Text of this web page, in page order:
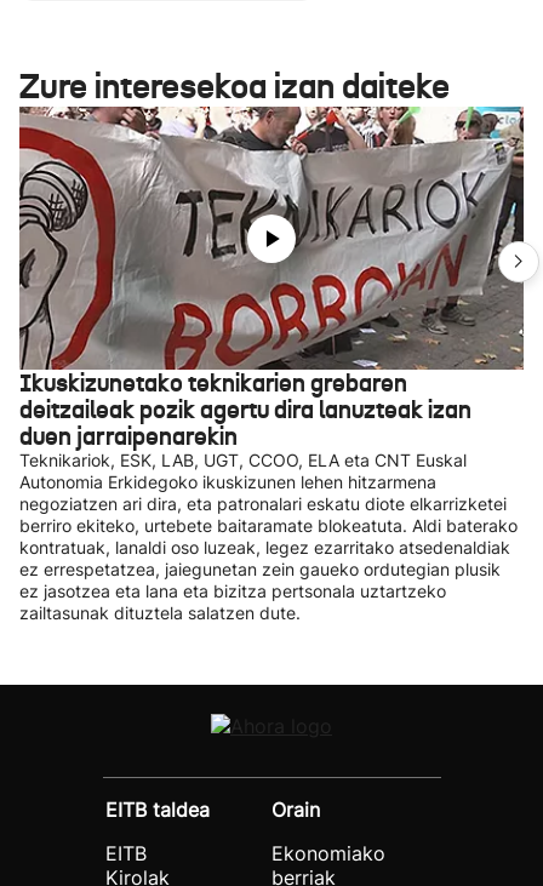
Zure interesekoa izan daiteke
Ikuskizunetako teknikarien grebaren
deitzaileak pozik agertu dira lanuzteak izan
duen jarraipenarekin
Teknikariok, ESK, LAB, UGT, CCOO, ELA eta CNT Euskal
Autonomia Erkidegoko ikuskizunen lehen hitzarmena
negoziatzen ari dira, eta patronalari eskatu diote elkarrizketei
berriro ekiteko, urtebete baitaramate blokeatuta. Aldi baterako
kontratuak, lanaldi oso luzeak, legez ezarritako atsedenaldiak
ez errespetatzea, jaiegunetan zein gaueko ordutegian plusik
ez jasotzea eta lana eta bizitza pertsonala uztartzeko
zailtasunak dituztela salatzen dute.
EITB taldea
EITB
Kirolak
Orain
Ekonomiako
berriak